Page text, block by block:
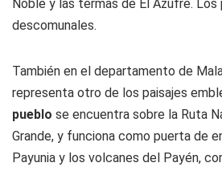
Noble y las termas de El Azufre. Los
descomunales.
También en el departamento de
representa otro de los paisajes
pueblo se encuentra sobre la Ruta
Grande, y funciona como puerta de
Payunia y los volcanes del Payén,